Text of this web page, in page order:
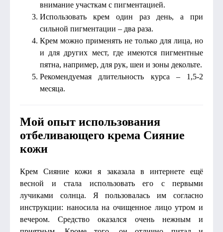
внимание участкам с пигментацией.
Использовать крем один раз день, а при
сильной пигментации – два раза.
Крем можно применять не только для лица, но
и для других мест, где имеются пигментные
пятна, например, для рук, шеи и зоны декольте.
Рекомендуемая длительность курса – 1,5-2
месяца.
Мой опыт использования
отбеливающего крема Сияние
кожи
Крем Сияние кожи я заказала в интернете ещё
весной и стала использовать его с первыми
лучиками солнца. Я пользовалась им согласно
инструкции: наносила на очищенное лицо утром и
вечером. Средство оказался очень нежным и